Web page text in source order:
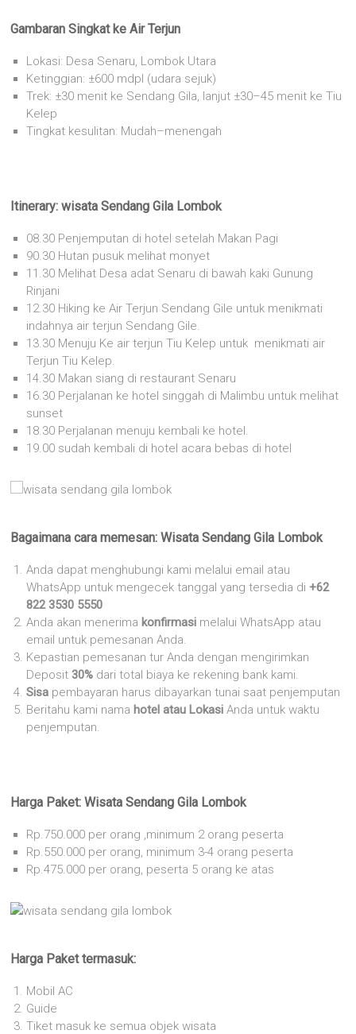
Gambaran Singkat ke Air Terjun
Lokasi: Desa Senaru, Lombok Utara
Ketinggian: ±600 mdpl (udara sejuk)
Trek: ±30 menit ke Sendang Gila, lanjut ±30–45 menit ke Tiu
Kelep
Tingkat kesulitan: Mudah–menengah
Itinerary: wisata Sendang Gila Lombok
08.30 Penjemputan di hotel setelah Makan Pagi
90.30 Hutan pusuk melihat monyet
11.30 Melihat Desa adat Senaru di bawah kaki Gunung
Rinjani
12.30 Hiking ke Air Terjun Sendang Gile untuk menikmati
indahnya air terjun Sendang Gile.
13.30 Menuju Ke air terjun Tiu Kelep untuk menikmati air
Terjun Tiu Kelep.
14.30 Makan siang di restaurant Senaru
16.30 Perjalanan ke hotel singgah di Malimbu untuk melihat
sunset
18.30 Perjalanan menuju kembali ke hotel.
19.00 sudah kembali di hotel acara bebas di hotel
Bagaimana cara memesan:Wisata Sendang Gila Lombok
Anda dapat menghubungi kami melalui email atau
WhatsApp untuk mengecek tanggal yang tersedia di+62
822 3530 5550
Anda akan menerima konfirmasi melalui WhatsApp atau
email untuk pemesanan Anda.
Kepastian pemesanan tur Anda dengan mengirimkan
Deposit30% dari total biaya ke rekening bank kami.
Sisa pembayaran harus dibayarkan tunai saat penjemputan
Beritahu kami nama hotel atau Lokasi Anda untuk waktu
penjemputan.
Harga Paket: Wisata Sendang Gila Lombok
Rp.750.000 per orang ,minimum 2 orang peserta
Rp.550.000 per orang, minimum 3-4 orang peserta
Rp.475.000 per orang, peserta 5 orang ke atas
Harga Paket termasuk:
Mobil AC
Guide
Tiket masuk ke semua objek wisata